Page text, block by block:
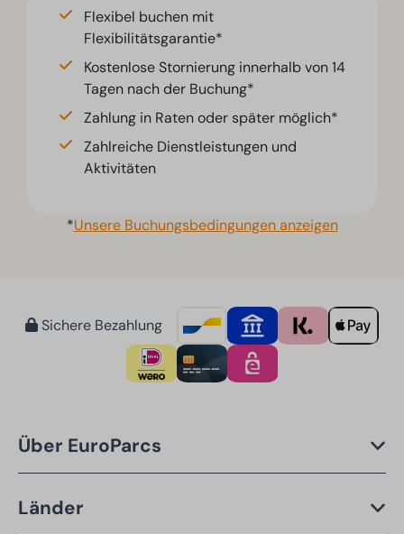
Flexibel buchen mit
Flexibilitätsgarantie*
Kostenlose Stornierung innerhalb von 14
Tagen nach der Buchung*
Zahlung in Raten oder später möglich*
Zahlreiche Dienstleistungen und
Aktivitäten
*Unsere Buchungsbedingungen anzeigen
Sichere Bezahlung
Über EuroParcs
Länder